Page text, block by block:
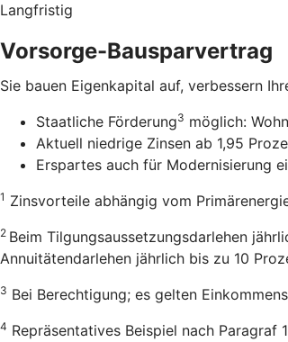
Langfristig
Vorsorge-Bausparvertrag
Sie bauen Eigenkapital auf, verbessern
Staatliche Förderung3 möglich:
Aktuell niedrige Zinsen ab 1,95
Erspartes auch für Modernisierung
1 Zinsvorteile abhängig vom
2 Beim Tilgungsaussetzungsdarlehen
Annuitätendarlehen jährlich bis zu 10
3 Bei Berechtigung; es gelten
4 Repräsentatives Beispiel nach